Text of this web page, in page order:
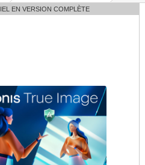
EN VERSION COMPLÈTE